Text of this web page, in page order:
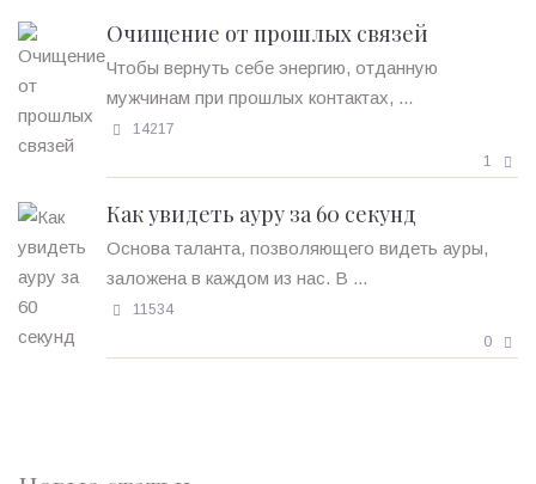
Очищение от прошлых связей
Чтобы вернуть себе энергию, отданную
мужчинам при прошлых контактах, ...
14217
1
Как увидеть ауру за 60 секунд
Основа таланта, позволяющего видеть ауры,
заложена в каждом из нас. В ...
11534
0